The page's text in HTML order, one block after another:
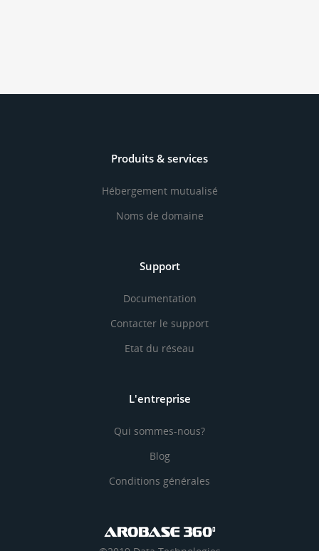
Produits & services
Hébergement mutualisé
Noms de domaine
Support
Documentation
Contacter le support
Etat du réseau
L'entreprise
Qui sommes-nous?
Blog
Conditions générales